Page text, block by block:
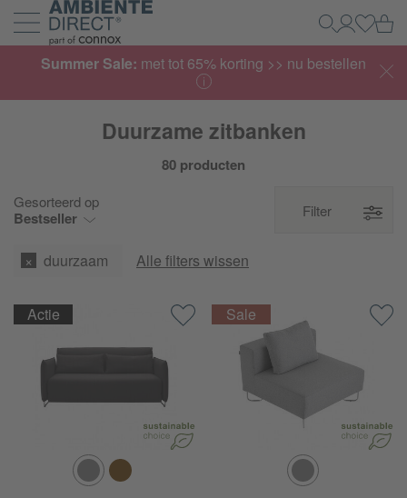
Home
Navigatie uit- en inklappen
Zoeken
Mijn
Summer Sale: met tot 65% korting >> nu bestellen
Duurzame zitbanken
80 producten
Gesorteerd op
Bestseller Filter
duurzaam Alle filters wissen
Actie